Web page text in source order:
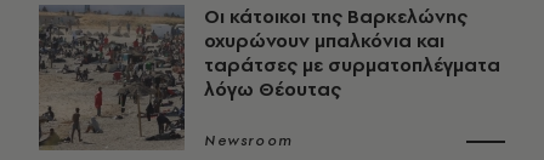
Οι κάτοικοι της Βαρκελώνης
οχυρώνουν μπαλκόνια και
ταράτσες με συρματοπλέγματα
λόγω Θέουτας
Newsroom